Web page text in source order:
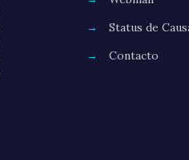
→
Status de
→
Contacto